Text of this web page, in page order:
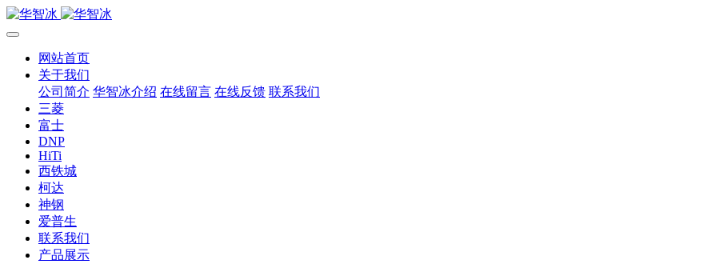
网站首页
关于我们
公司简介 华智冰介绍 在线留言 在线反馈 联系我们
三菱
富士
DNP
HiTi
西铁城
柯达
神钢
爱普生
联系我们
产品展示